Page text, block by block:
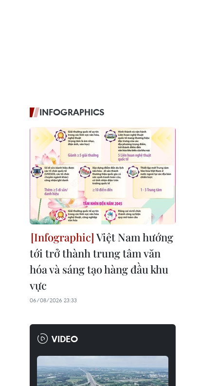
INFOGRAPHICS
Việt Nam hướng
tới trở thành trung tâm văn
hóa và sáng tạo hàng đầu khu
vực
06/08/2026 23:33
VIDEO